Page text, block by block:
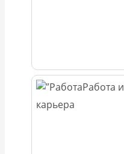
Работа и
карьера